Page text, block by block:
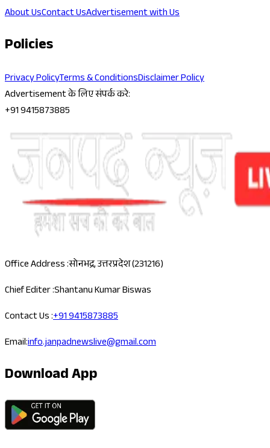
About UsContact UsAdvertisement with Us
Policies
Privacy PolicyTerms & ConditionsDisclaimer Policy
Advertisement के लिए संपर्क करे:
+91 9415873885
Office Address :सोनभद्र, उत्तरप्रदेश (231216)
Chief Editer :Shantanu Kumar Biswas
Contact Us :+91 9415873885
Email:info.janpadnewslive@gmail.com
Download App